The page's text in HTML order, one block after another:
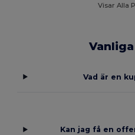
Visar Alla
Vad är en
Kan jag få en